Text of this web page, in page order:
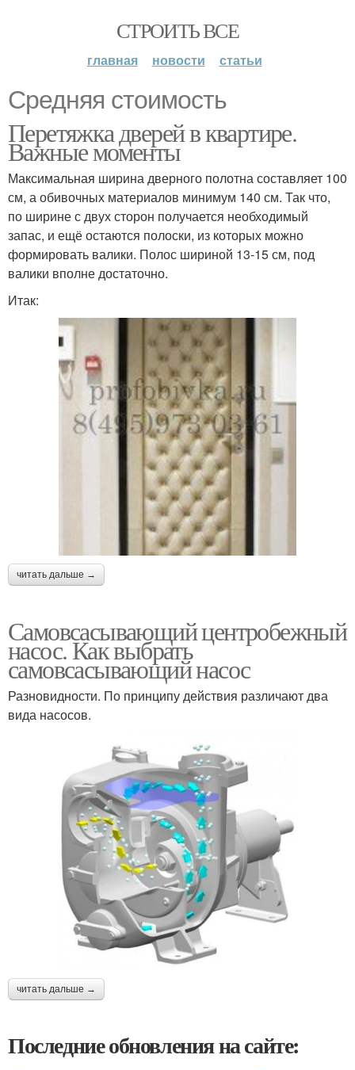
СТРОИТЬ ВСЕ
главная новости статьи
Средняя стоимость
Перетяжка дверей в квартире.
Важные моменты
Максимальная ширина дверного полотна составляет 100
см, а обивочных материалов минимум 140 см. Так что,
по ширине с двух сторон получается необходимый
запас, и ещё остаются полоски, из которых можно
формировать валики. Полос шириной 13-15 см, под
валики вполне достаточно.
Итак:
читать дальше →
Самовсасывающий центробежный
насос. Как выбрать
самовсасывающий насос
Разновидности. По принципу действия различают два
вида насосов.
читать дальше →
Последние обновления на сайте: